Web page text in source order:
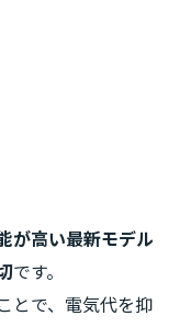
が高い最新モデル
です。
とで、電気代を抑